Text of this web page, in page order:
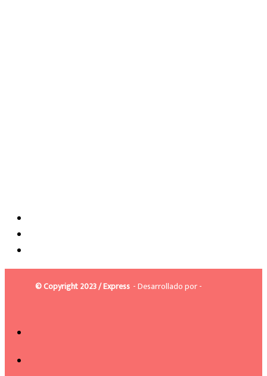
© Copyright 2023 / Express - Desarrollado por -